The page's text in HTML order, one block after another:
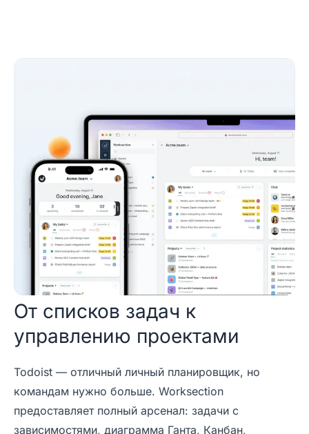
От списков задач к
управлению проектами
Todoist — отличный личный планировщик, но
командам нужно больше. Worksection
предоставляет полный арсенал: задачи с
зависимостями, диаграмма Ганта, Канбан,